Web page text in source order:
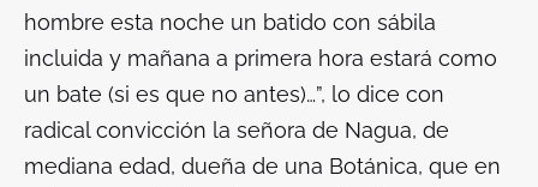
hombre esta noche un batido con sábila
incluida y mañana a primera hora estará como
un bate (si es que no antes)…”, lo dice con
radical convicción la señora de Nagua, de
mediana edad, dueña de una Botánica, que en